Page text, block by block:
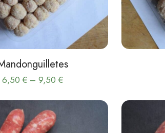
6,50€ – 9,50€Interval
producte
té